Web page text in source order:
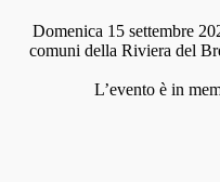
Domenica 15 settembre
comuni della Riviera del
L’evento è in